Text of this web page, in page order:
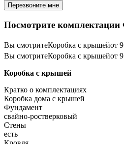
Перезвоните мне
Посмотрите комплектации
Вы смотритеКоробка с крышейот
Вы смотритеКоробка с крышейот
Коробка с крышей
Кратко о комплектациях
Коробка дома с крышей
Фундамент
свайно-ростверковый
Стены
есть